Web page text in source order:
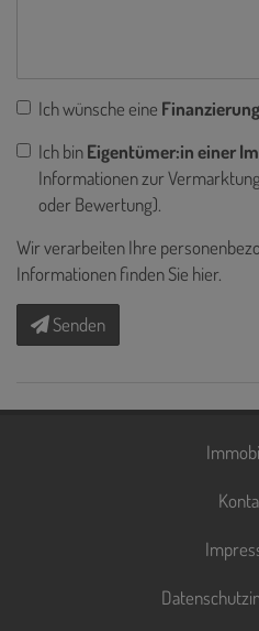
Ich wünsche eine
Ich binEigentümer:in einer
Informationen zur
oder Bewertung).
Wir verarbeiten Ihre
Informationen finden Sie hier.
Senden